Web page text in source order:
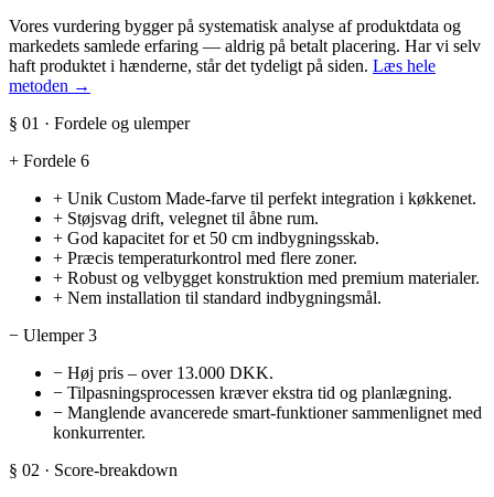
Vores vurdering bygger på systematisk analyse af produktdata og
markedets samlede erfaring — aldrig på betalt placering. Har vi selv
haft produktet i hænderne, står det tydeligt på siden. Læs hele
metoden →
§ 01 · Fordele og ulemper
+ Fordele 6
+ Unik Custom Made-farve til perfekt integration i køkkenet.
+ Støjsvag drift, velegnet til åbne rum.
+ God kapacitet for et 50 cm indbygningsskab.
+ Præcis temperaturkontrol med flere zoner.
+ Robust og velbygget konstruktion med premium materialer.
+ Nem installation til standard indbygningsmål.
− Ulemper 3
− Høj pris – over 13.000 DKK.
− Tilpasningsprocessen kræver ekstra tid og planlægning.
− Manglende avancerede smart-funktioner sammenlignet med
konkurrenter.
§ 02 · Score-breakdown